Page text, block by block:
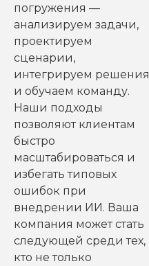
погружения —
анализируем задачи,
проектируем
сценарии,
интегрируем решения
и обучаем команду.
Наши подходы
позволяют клиентам
быстро
масштабироваться и
избегать типовых
ошибок при
внедрении ИИ. Ваша
компания может стать
следующей среди тех,
кто не только